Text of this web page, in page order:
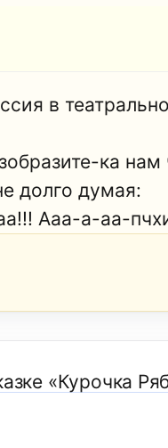
в
ка нам
долго думая:
Ааа-а-аа-
«Курочка